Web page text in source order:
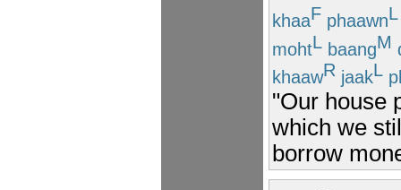
khaaF phaawnL
mohtL baangM
khaawR jaakL
"Our house
which we
borrow